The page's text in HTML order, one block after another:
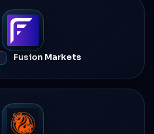
Fusion Markets